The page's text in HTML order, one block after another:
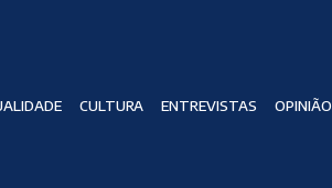
CULTURA ENTREVISTAS OPINIÃO